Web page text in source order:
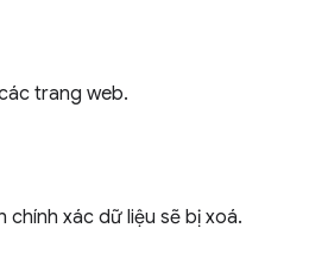
trang web.
chính xác dữ liệu sẽ bị xoá.